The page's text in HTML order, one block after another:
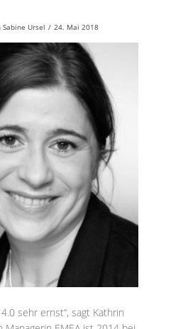
Sabine Ursel / 24. Mai 2018
sehr ernst“, sagt Kathrin